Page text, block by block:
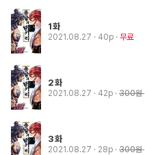
1화
2021.08.27 · 40p 무료
2화
2021.08.27 · 42p 300원
3화
2021.08.27 · 28p 300원